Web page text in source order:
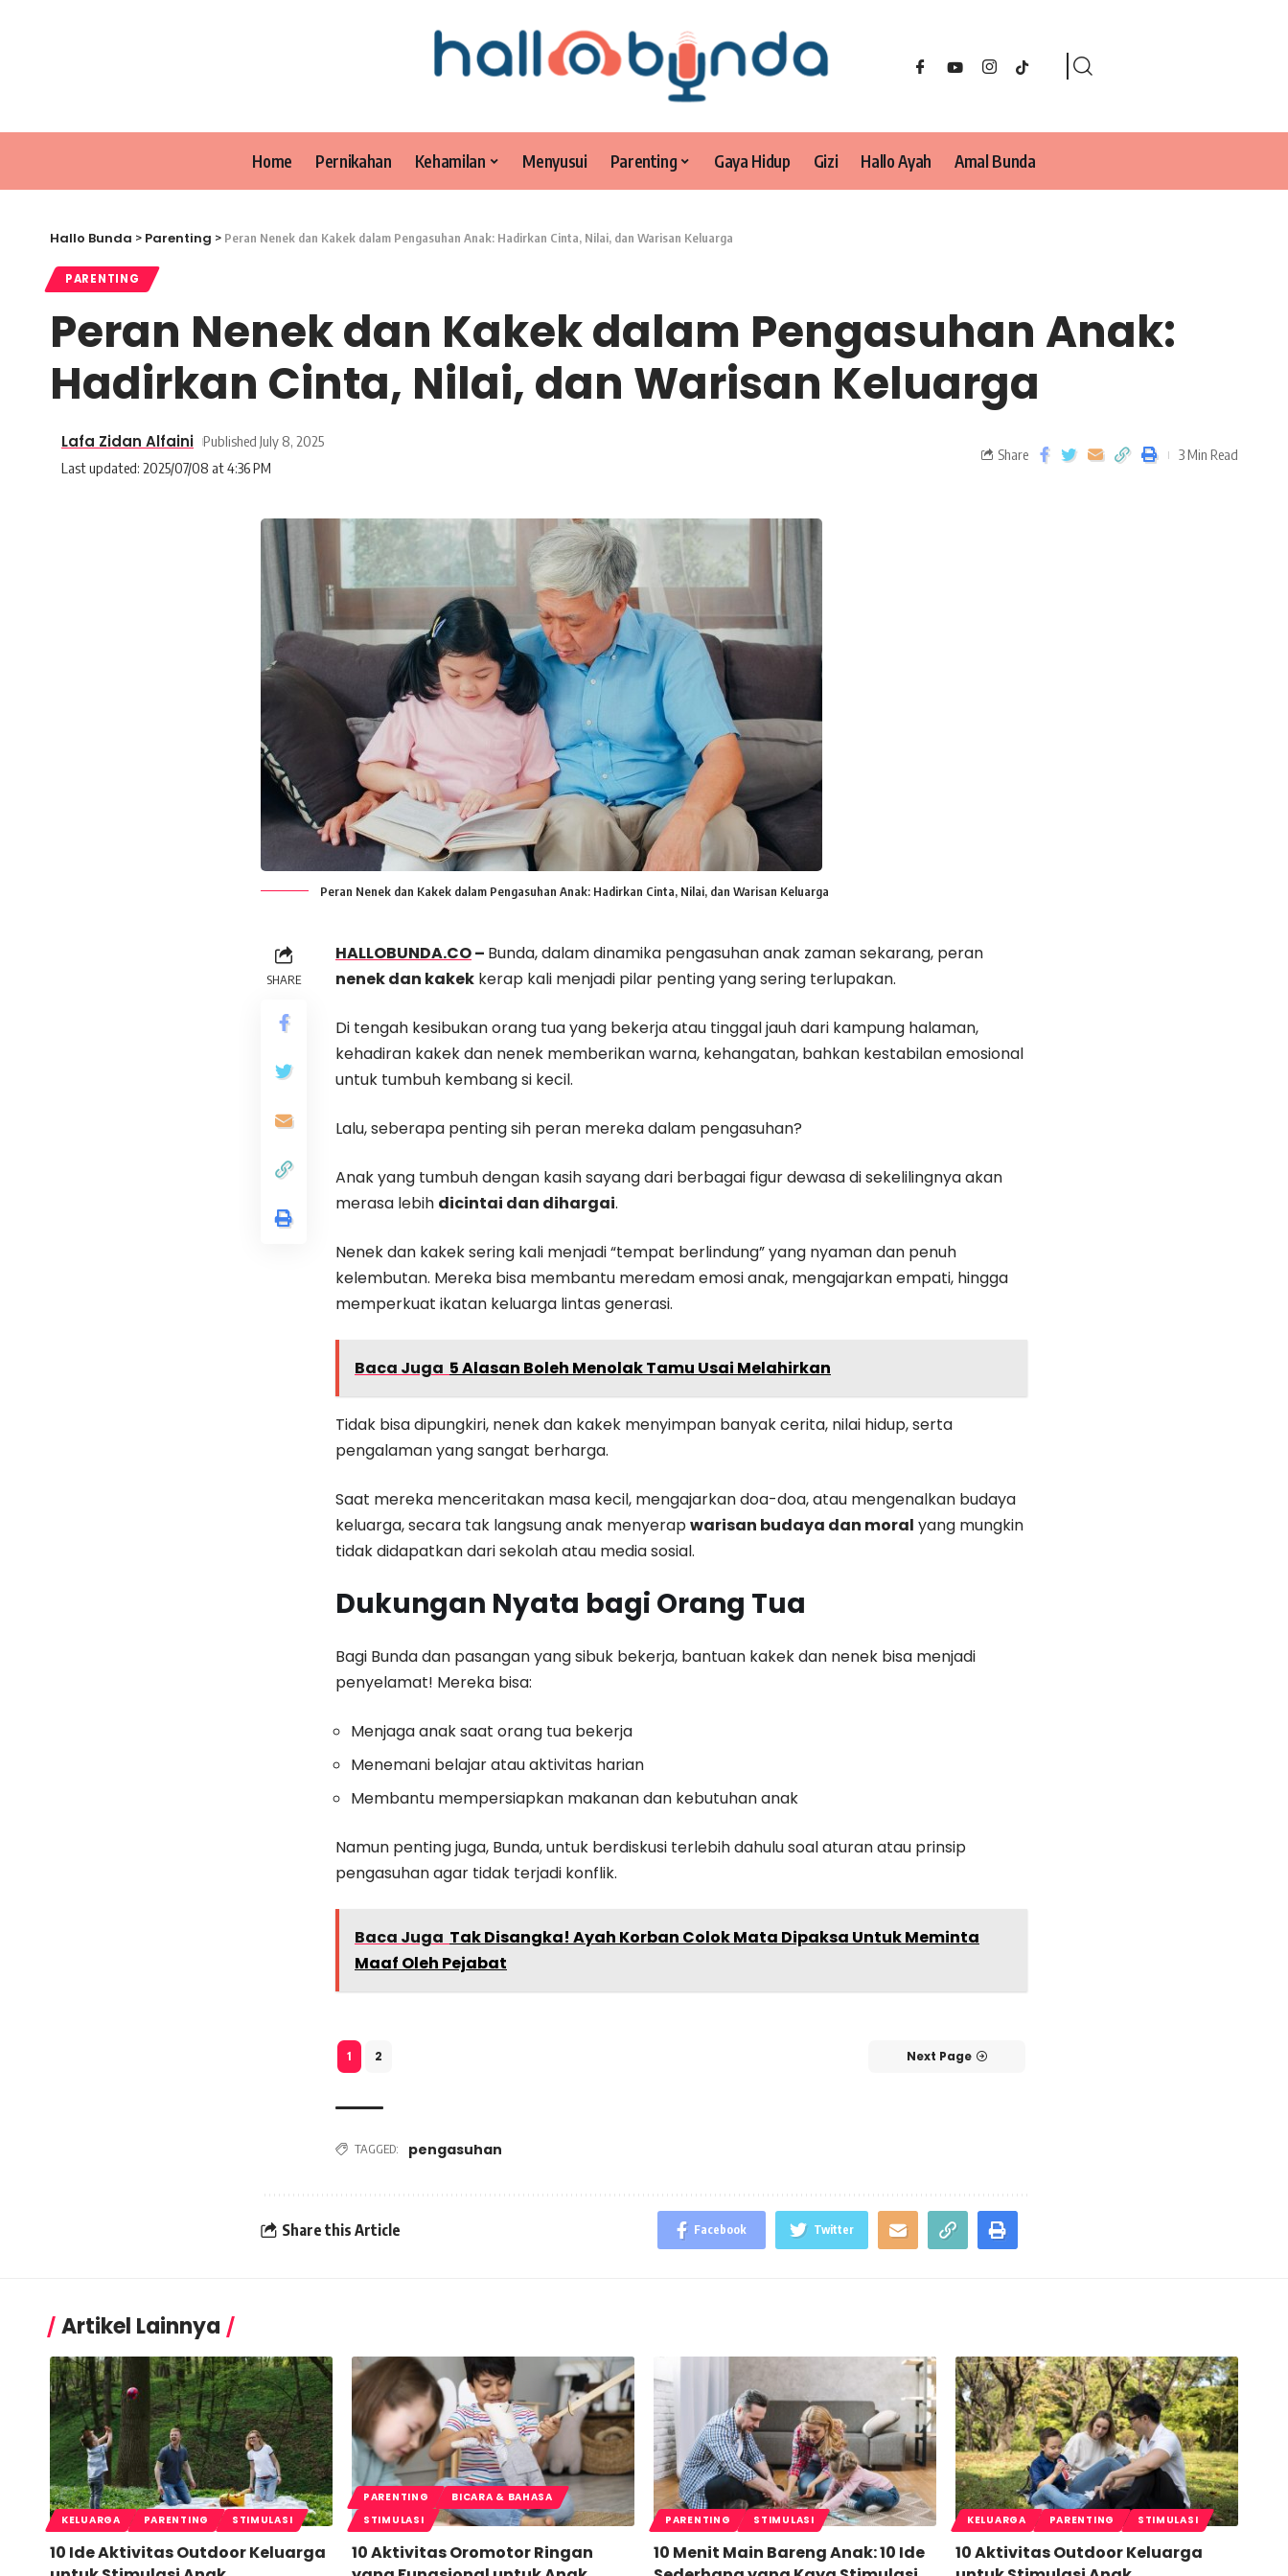
Home Pernikahan Kehamilan Menyusui Parenting Gaya Hidup Gizi Hallo Ayah Amal Bunda
Hallo Bunda > Parenting > Peran Nenek dan Kakek dalam Pengasuhan Anak: Hadirkan Cinta, Nilai, dan Warisan Keluarga
PARENTING
Peran Nenek dan Kakek dalam Pengasuhan Anak:
Hadirkan Cinta, Nilai, dan Warisan Keluarga
Last updated: 2025/07/08 at 4:36 PM
Lafa Zidan Alfaini Published July 8, 2025
Share 3 Min Read
Peran Nenek dan Kakek dalam Pengasuhan Anak: Hadirkan Cinta, Nilai, dan Warisan Keluarga
SHARE
HALLOBUNDA.CO– Bunda, dalam dinamika pengasuhan anak zaman sekarang, peran
nenek dan kakek kerap kali menjadi pilar penting yang sering terlupakan.
Di tengah kesibukan orang tua yang bekerja atau tinggal jauh dari kampung halaman,
kehadiran kakek dan nenek memberikan warna, kehangatan, bahkan kestabilan emosional
untuk tumbuh kembang si kecil.
Lalu, seberapa penting sih peran mereka dalam pengasuhan?
Anak yang tumbuh dengan kasih sayang dari berbagai figur dewasa di sekelilingnya akan
merasa lebih dicintai dan dihargai.
Nenek dan kakek sering kali menjadi “tempat berlindung” yang nyaman dan penuh
kelembutan. Mereka bisa membantu meredam emosi anak, mengajarkan empati, hingga
memperkuat ikatan keluarga lintas generasi.
Baca Juga 5 Alasan Boleh Menolak Tamu Usai Melahirkan
Tidak bisa dipungkiri, nenek dan kakek menyimpan banyak cerita, nilai hidup, serta
pengalaman yang sangat berharga.
Saat mereka menceritakan masa kecil, mengajarkan doa-doa, atau mengenalkan budaya
keluarga, secara tak langsung anak menyerapwarisan budaya dan moral yang mungkin
tidak didapatkan dari sekolah atau media sosial.
Dukungan Nyata bagi Orang Tua
Bagi Bunda dan pasangan yang sibuk bekerja, bantuan kakek dan nenek bisa menjadi
penyelamat! Mereka bisa:
Menjaga anak saat orang tua bekerja
Menemani belajar atau aktivitas harian
Membantu mempersiapkan makanan dan kebutuhan anak
Namun penting juga, Bunda, untuk berdiskusi terlebih dahulu soal aturan atau prinsip
pengasuhan agar tidak terjadi konflik.
Baca Juga Tak Disangka! Ayah Korban Colok Mata Dipaksa Untuk Meminta
Maaf Oleh Pejabat
1 2 Next Page
TAGGED: pengasuhan
Share this Article Facebook Twitter
Artikel Lainnya
KELUARGA PARENTING STIMULASI
10 Ide Aktivitas Outdoor Keluarga
PARENTING
BICARA & BAHASA
STIMULASI
10 Aktivitas Oromotor Ringan
PARENTING STIMULASI
10 Menit Main Bareng Anak: 10 Ide
KELUARGA PARENTING STIMULASI
10 Aktivitas Outdoor Keluarga